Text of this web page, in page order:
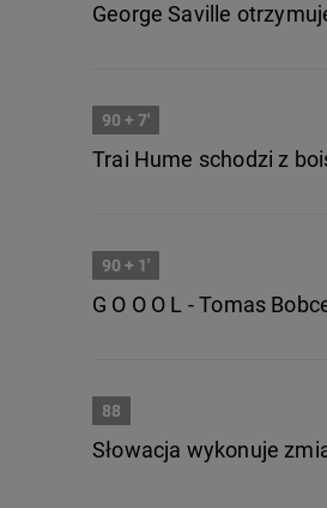
George Saville
90 + 7'
Trai Hume schodzi z
90 + 1'
G O O O L - Tomas
88
Słowacja wykonuje